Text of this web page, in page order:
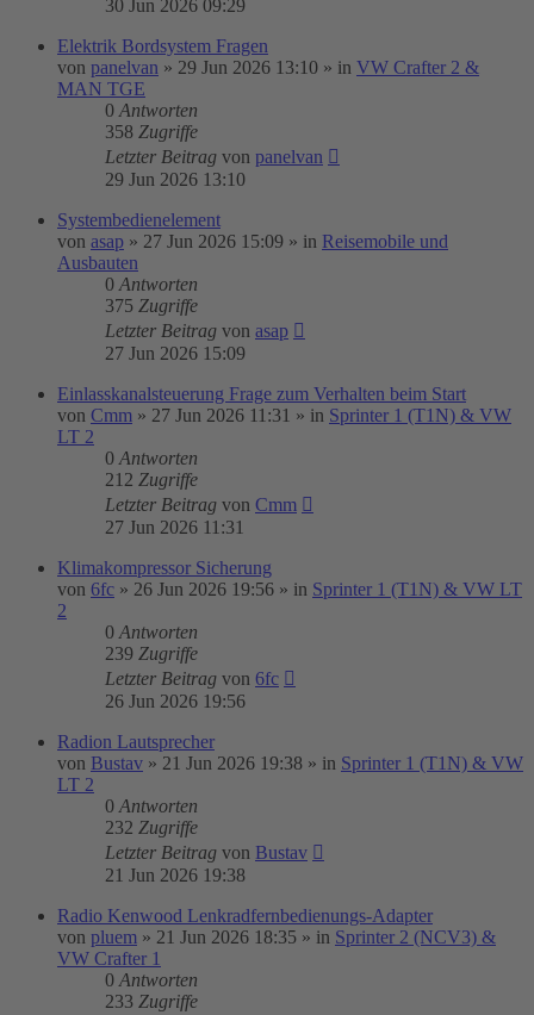
30 Jun 2026 09:29
Elektrik Bordsystem Fragen
von panelvan » 29 Jun 2026 13:10 » in VW Crafter 2 &
MAN TGE
0 Antworten
358 Zugriffe
Letzter Beitrag von panelvan
29 Jun 2026 13:10
Systembedienelement
von asap » 27 Jun 2026 15:09 » in Reisemobile und
Ausbauten
0 Antworten
375 Zugriffe
Letzter Beitrag von asap
27 Jun 2026 15:09
Einlasskanalsteuerung Frage zum Verhalten beim Start
von Cmm » 27 Jun 2026 11:31 » in Sprinter 1 (T1N) & VW
LT 2
0 Antworten
212 Zugriffe
Letzter Beitrag von Cmm
27 Jun 2026 11:31
Klimakompressor Sicherung
von 6fc » 26 Jun 2026 19:56 » in Sprinter 1 (T1N) & VW LT
2
0 Antworten
239 Zugriffe
Letzter Beitrag von 6fc
26 Jun 2026 19:56
Radion Lautsprecher
von Bustav » 21 Jun 2026 19:38 » in Sprinter 1 (T1N) & VW
LT 2
0 Antworten
232 Zugriffe
Letzter Beitrag von Bustav
21 Jun 2026 19:38
Radio Kenwood Lenkradfernbedienungs-Adapter
von pluem » 21 Jun 2026 18:35 » in Sprinter 2 (NCV3) &
VW Crafter 1
0 Antworten
233 Zugriffe